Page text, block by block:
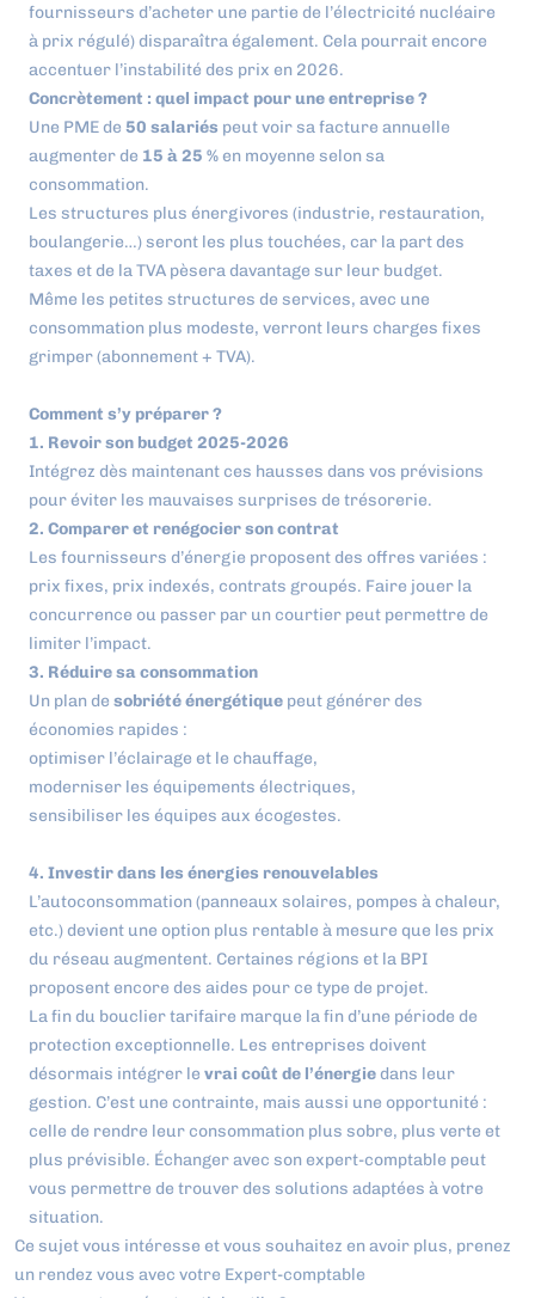
fournisseurs d’acheter une partie de l’électricité nucléaire
à prix régulé) disparaîtra également. Cela pourrait encore
accentuer l’instabilité des prix en 2026.
Concrètement : quel impact pour une entreprise ?
Une PME de 50 salariés peut voir sa facture annuelle
augmenter de 15 à 25 %en moyenne selon sa
consommation.
Les structures plus énergivores (industrie, restauration,
boulangerie…) seront les plus touchées, car la part des
taxes et de la TVA pèsera davantage sur leur budget.
Même les petites structures de services, avec une
consommation plus modeste, verront leurs charges fixes
grimper (abonnement + TVA).
Comment s’y préparer ?
1. Revoir son budget 2025-2026
Intégrez dès maintenant ces hausses dans vos prévisions
pour éviter les mauvaises surprises de trésorerie.
2. Comparer et renégocier son contrat
Les fournisseurs d’énergie proposent des offres variées :
prix fixes, prix indexés, contrats groupés. Faire jouer la
concurrence ou passer par un courtier peut permettre de
limiter l’impact.
3. Réduire sa consommation
Un plan de sobriété énergétique peut générer des
économies rapides :
optimiser l’éclairage et le chauffage,
moderniser les équipements électriques,
sensibiliser les équipes aux écogestes.
4. Investir dans les énergies renouvelables
L’autoconsommation (panneaux solaires, pompes à chaleur,
etc.) devient une option plus rentable à mesure que les prix
du réseau augmentent. Certaines régions et la BPI
proposent encore des aides pour ce type de projet.
La fin du bouclier tarifaire marque la fin d’une période de
protection exceptionnelle. Les entreprises doivent
désormais intégrer le vrai coût de l’énergie dans leur
gestion. C’est une contrainte, mais aussi une opportunité :
celle de rendre leur consommation plus sobre, plus verte et
plus prévisible. Échanger avec son expert-comptable peut
vous permettre de trouver des solutions adaptées à votre
situation.
Ce sujet vous intéresse et vous souhaitez en avoir plus, prenez
un rendez vous avec votre Expert-comptable